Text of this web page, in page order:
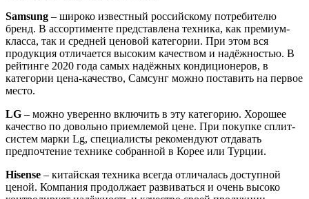
Samsung – широко известный российскому потребителю
бренд. В ассортименте представлена техника, как премиум-
класса, так и средней ценовой категории. При этом вся
продукция отличается высоким качеством и надёжностью. В
рейтинге 2020 года самых надёжных кондиционеров, в
категории цена-качество, Самсунг можно поставить на первое
место.
LG – можно уверенно включить в эту категорию. Хорошее
качество по довольно приемлемой цене. При покупке сплит-
систем марки Lg, специалисты рекомендуют отдавать
предпочтение технике собранной в Корее или Турции.
Hisense – китайская техника всегда отличалась доступной
ценой. Компания продолжает развиваться и очень высоко